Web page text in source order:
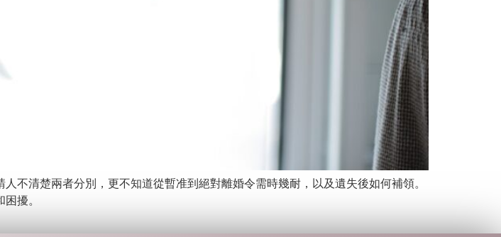
不清楚兩者分別，更不知道從暫准到絕對離婚令需時幾耐，以及遺失後如何補領。
擾。